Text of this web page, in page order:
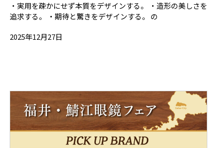
・実用を疎かにせず本質をデザインする。 ・造形の美しさを
追求する。 ・期待と驚きをデザインする。 の
2025年12月27日